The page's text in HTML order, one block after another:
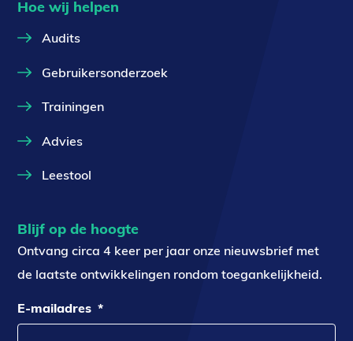
Hoe wij helpen
Audits
Gebruikersonderzoek
Trainingen
Advies
Leestool
Blijf op de hoogte
Ontvang circa 4 keer per jaar onze nieuwsbrief met
de laatste ontwikkelingen rondom toegankelijkheid.
E-mailadres *